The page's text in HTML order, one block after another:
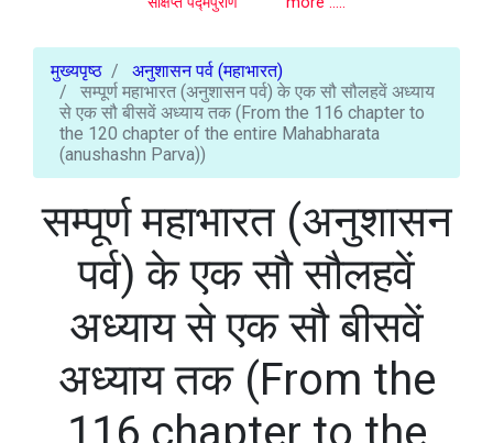
मुख्यपृष्ठ
अनुशासन पर्व (महाभारत)
सम्पूर्ण महाभारत (अनुशासन पर्व) के एक सौ सौलहवें अध्याय
से एक सौ बीसवें अध्याय तक (From the 116 chapter to
the 120 chapter of the entire Mahabharata
(anushashn Parva))
सम्पूर्ण महाभारत (अनुशासन
पर्व) के एक सौ सौलहवें
अध्याय से एक सौ बीसवें
अध्याय तक (From the
116 chapter to the